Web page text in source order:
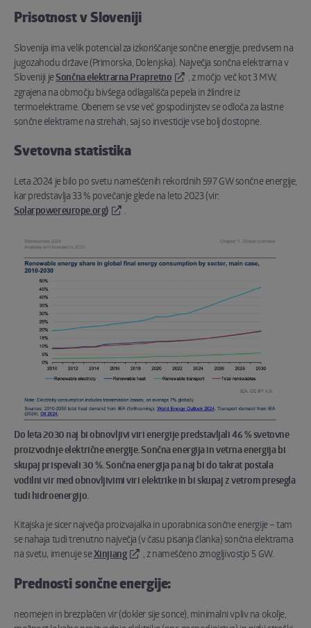
Prisotnost v Sloveniji
Slovenija ima velik potencial za izkoriščanje sončne energije, predvsem na
jugozahodu države (Primorska, Dolenjska). Največja sončna elektrarna v
Sloveniji jeSončna elektrarna Prapretno
, z močjo več kot 3 MW,
zgrajena na območju bivšega odlagališča pepela in žlindre iz
termoelektrarne. Obenem se vse več gospodinjstev se odloča za lastne
sončne elektrarne na strehah, saj so investicije vse bolj dostopne.
Svetovna statistika
Leta 2024 je bilo po svetu nameščenih rekordnih 597 GW sončne energije,
kar predstavlja 33 % povečanje glede na leto 2023 (vir:
Solarpowereurope.org) .
Do leta 2030 naj bi obnovljivi viri energije predstavljali 46 % svetovne
proizvodnje električne energije. Sončna energija in vetrna energija bi
skupaj prispevali 30 %. Sončna energija pa naj bi do takrat postala
vodilni vir med obnovljivimi viri elektrike in bi skupaj z vetrom presegla
tudi hidroenergijo.
Kitajska je sicer največja proizvajalka in uporabnica sončne energije – tam
se nahaja tudi trenutno največja (v času pisanja članka) sončna elektrarna
na svetu, imenuje seXinjiang , z nameščeno zmogljivostjo 5 GW.
Prednosti sončne energije:
neomejen in brezplačen vir (dokler sije sonce), minimalni vpliv na okolje,